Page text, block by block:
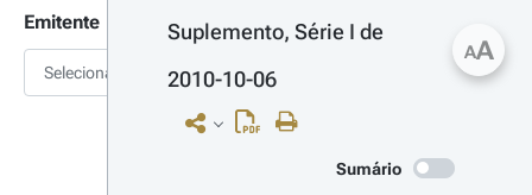
Emitente
Selecionar
Suplemento, Série I de
2010-10-06
Sumário
AA